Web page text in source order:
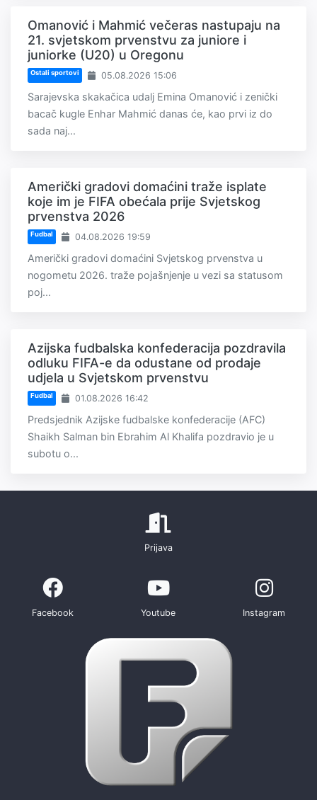
Omanović i Mahmić večeras nastupaju na
21. svjetskom prvenstvu za juniore i
juniorke (U20) u Oregonu
Ostali sportovi 05.08.2026 15:06
Sarajevska skakačica udalj Emina Omanović i zenički
bacač kugle Enhar Mahmić danas će, kao prvi iz do
sada naj...
Američki gradovi domaćini traže isplate
koje im je FIFA obećala prije Svjetskog
prvenstva 2026
Fudbal 04.08.2026 19:59
Američki gradovi domaćini Svjetskog prvenstva u
nogometu 2026. traže pojašnjenje u vezi sa statusom
poj...
Azijska fudbalska konfederacija pozdravila
odluku FIFA-e da odustane od prodaje
udjela u Svjetskom prvenstvu
Fudbal 01.08.2026 16:42
Predsjednik Azijske fudbalske konfederacije (AFC)
Shaikh Salman bin Ebrahim Al Khalifa pozdravio je u
subotu o...
Prijava
Facebook Youtube Instagram